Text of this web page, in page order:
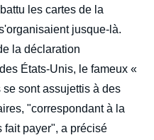
les cartes de la
jusque-là.
la déclaration
États-Unis, le fameux «
sont assujettis à des
"correspondant à la
fait payer", a précisé